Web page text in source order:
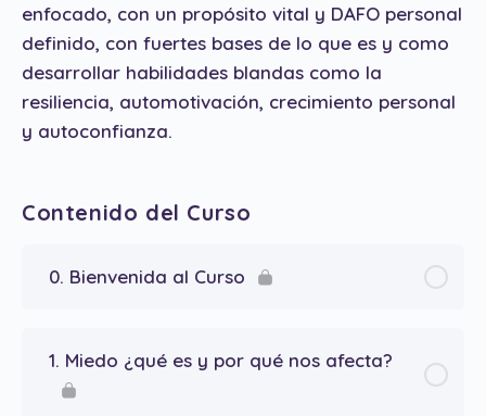
enfocado, con un propósito vital y DAFO personal
definido, con fuertes bases de lo que es y como
desarrollar habilidades blandas como la
resiliencia, automotivación, crecimiento personal
y autoconfianza.
Contenido del Curso
0. Bienvenida al Curso
1. Miedo ¿qué es y por qué nos afecta?